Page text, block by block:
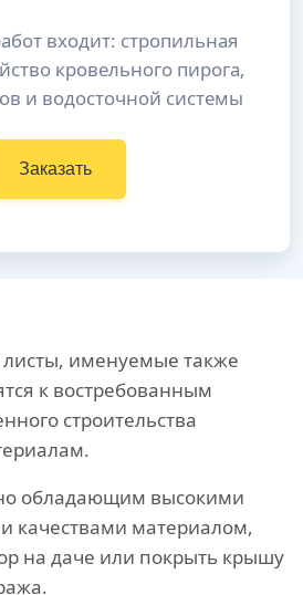
входит: стропильная
кровельного пирога,
и водосточной системы
Заказать
именуемые также
к востребованным
строительства
обладающим высокими
качествами материалом,
на даче или покрыть крышу